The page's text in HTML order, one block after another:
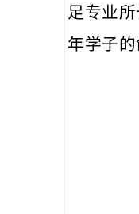
足专业
年学子